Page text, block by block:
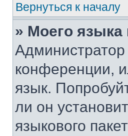
Вернуться к началу
» Моего языка
конференции,
язык.
ли он
языкового